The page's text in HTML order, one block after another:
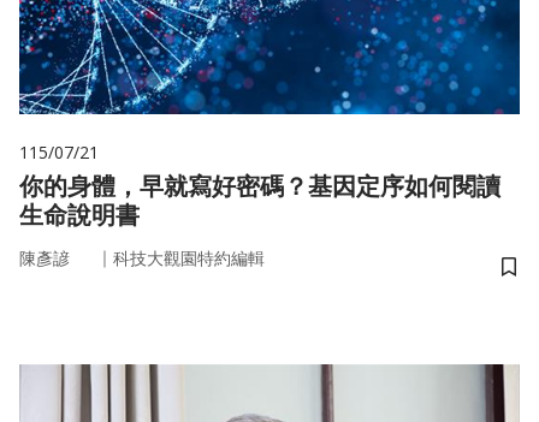
115/07/21
你的身體，早就寫好密碼？基因定序如何閱讀
生命說明書
陳彥諺 ｜ 科技大觀園特約編輯
儲